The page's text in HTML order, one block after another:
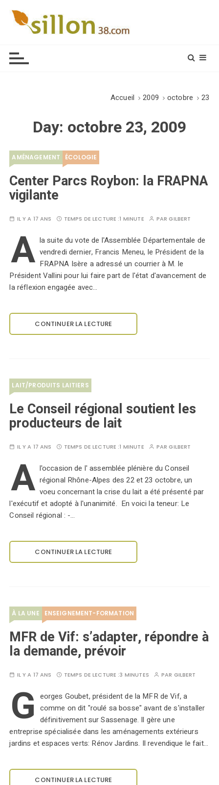
Accueil 2009 octobre 23
Day: octobre 23, 2009
AMÉNAGEMENT ÉCOLOGIE
Center Parcs Roybon: la FRAPNA
vigilante
IL Y A 17 ANS TEMPS DE LECTURE :1 MINUTE PARGILBERT
A la suite du vote de l'Assemblée Départementale de
vendredi dernier, Francis Meneu, le Président de la
FRAPNA Isère a adressé un courrier à M. le
Président Vallini pour lui faire part de l'état d'avancement de
la réflexion engagée avec…
CONTINUER LA LECTURE
LAIT/PRODUITS LAITIERS
Le Conseil régional soutient les
producteurs de lait
IL Y A 17 ANS TEMPS DE LECTURE :1 MINUTE PARGILBERT
A l'occasion de l' assemblée plénière du Conseil
régional Rhône-Alpes des 22 et 23 octobre, un
voeu concernant la crise du lait a été présenté par
l'exécutif et adopté à l'unanimité. En voici la teneur: Le
Conseil régional : -…
CONTINUER LA LECTURE
À LA UNE ENSEIGNEMENT-FORMATION
MFR de Vif: s’adapter, répondre à
la demande, prévoir
IL Y A 17 ANS TEMPS DE LECTURE :3 MINUTES PAR GILBERT
G eorges Goubet, président de la MFR de Vif, a
comme on dit "roulé sa bosse" avant de s'installer
définitivement sur Sassenage. Il gère une
entreprise spécialisée dans les aménagements extérieurs
jardins et espaces verts: Rénov Jardins. Il revendique le fait…
CONTINUER LA LECTURE